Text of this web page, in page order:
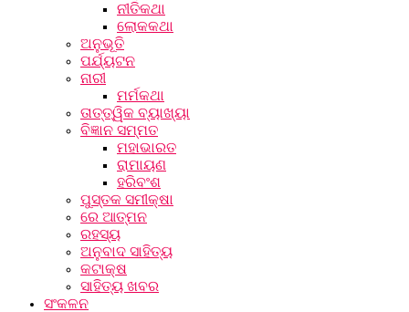
ନୀତିକଥା
ଲୋକକଥା
ଅନୁଭୂତି
ପର୍ଯ୍ୟଟନ
ନାରୀ
ମର୍ମକଥା
ତାତ୍ତ୍ୱିକ ବ୍ୟାଖ୍ୟା
ବିଜ୍ଞାନ ସମ୍ମତ
ମହାଭାରତ
ରାମାୟଣ
ହରିବଂଶ
ପୁସ୍ତକ ସମୀକ୍ଷା
ରେ ଆତ୍ମନ
ରହସ୍ୟ
ଅନୁବାଦ ସାହିତ୍ୟ
କଟାକ୍ଷ
ସାହିତ୍ୟ ଖବର
ସଂକଳନ